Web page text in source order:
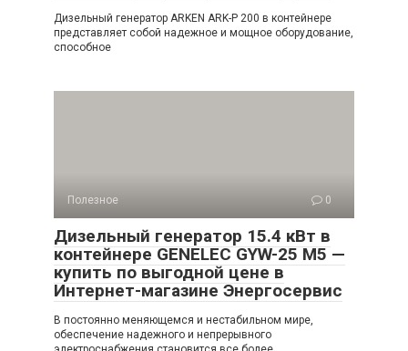
Дизельный генератор ARKEN ARK-P 200 в контейнере
представляет собой надежное и мощное оборудование,
способное
Полезное 0
Дизельный генератор 15.4 кВт в
контейнере GENELEC GYW-25 M5 —
купить по выгодной цене в
Интернет-магазине Энергосервис
В постоянно меняющемся и нестабильном мире,
обеспечение надежного и непрерывного